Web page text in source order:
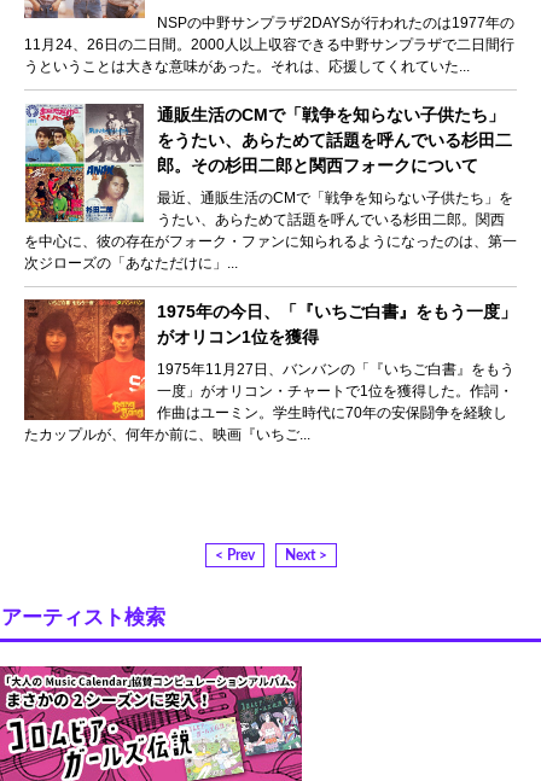
NSPの中野サンプラザ2DAYSが行われたのは1977年の
11月24、26日の二日間。2000人以上収容できる中野サンプラザで二日間行
うということは大きな意味があった。それは、応援してくれていた...
通販生活のCMで「戦争を知らない子供たち」
をうたい、あらためて話題を呼んでいる杉田二
郎。その杉田二郎と関西フォークについて
最近、通販生活のCMで「戦争を知らない子供たち」を
うたい、あらためて話題を呼んでいる杉田二郎。関西
を中心に、彼の存在がフォーク・ファンに知られるようになったのは、第一
次ジローズの「あなただけに」...
1975年の今日、「『いちご白書』をもう一度」
がオリコン1位を獲得
1975年11月27日、バンバンの「『いちご白書』をもう
一度」がオリコン・チャートで1位を獲得した。作詞・
作曲はユーミン。学生時代に70年の安保闘争を経験し
たカップルが、何年か前に、映画『いちご...
< Prev Next >
アーティスト検索